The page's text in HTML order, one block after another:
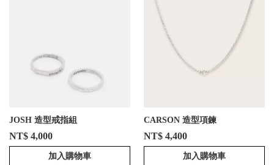
JOSH 造型戒指組
NT$ 4,000
加入購物車
CARSON 造型項鍊
NT$ 4,400
加入購物車